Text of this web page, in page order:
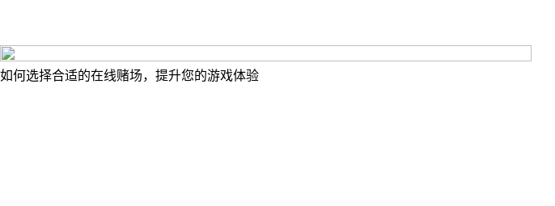
如何选择合适的在线赌场，提升您的游戏体验